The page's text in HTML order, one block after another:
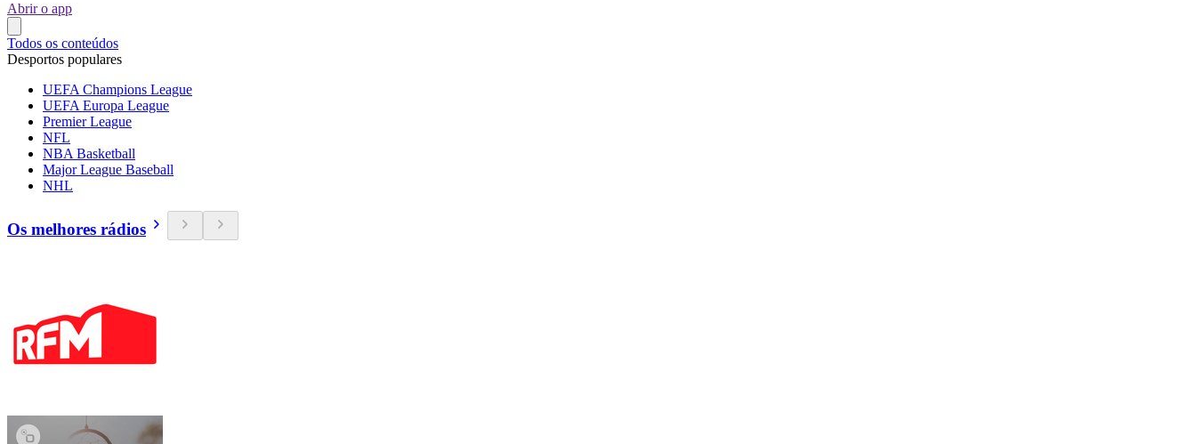
Abrir o app
Todos os conteúdos
Desportos populares
UEFA Champions League
UEFA Europa League
Premier League
NFL
NBA Basketball
Major League Baseball
NHL
Os melhores rádios